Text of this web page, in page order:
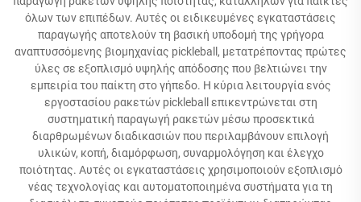
όλων των επιπέδων. Αυτές οι ειδικευμένες εγκαταστάσεις
παραγωγής αποτελούν τη βασική υποδομή της γρήγορα
αναπτυσσόμενης βιομηχανίας pickleball, μετατρέποντας πρώτες
ύλες σε εξοπλισμό υψηλής απόδοσης που βελτιώνει την
εμπειρία του παίκτη στο γήπεδο. Η κύρια λειτουργία ενός
εργοστασίου ρακετών pickleball επικεντρώνεται στη
συστηματική παραγωγή ρακετών μέσω προσεκτικά
διαρθρωμένων διαδικασιών που περιλαμβάνουν επιλογή
υλικών, κοπή, διαμόρφωση, συναρμολόγηση και έλεγχο
ποιότητας. Αυτές οι εγκαταστάσεις χρησιμοποιούν εξοπλισμό
νέας τεχνολογίας και αυτοματοποιημένα συστήματα για τη